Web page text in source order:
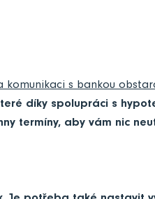
komunikaci s bankou
díky spolupráci s
termíny, aby vám nic